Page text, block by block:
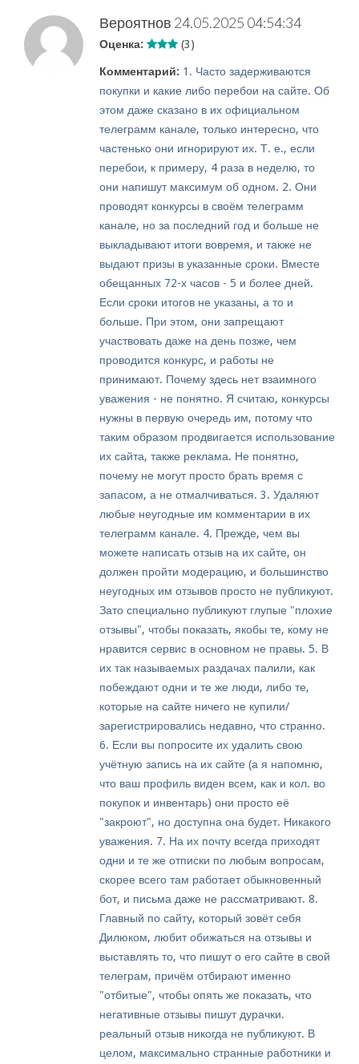
Вероятнов 24.05.2025 04:54:34
Оценка: (3)
Комментарий: 1. Часто задерживаются
покупки и какие либо перебои на сайте. Об
этом даже сказано в их официальном
телеграмм канале, только интересно, что
частенько они игнорируют их. Т. е., если
перебои, к примеру, 4 раза в неделю, то
они напишут максимум об одном. 2. Они
проводят конкурсы в своём телеграмм
канале, но за последний год и больше не
выкладывают итоги вовремя, и также не
выдают призы в указанные сроки. Вместе
обещанных 72-х часов - 5 и более дней.
Если сроки итогов не указаны, а то и
больше. При этом, они запрещают
участвовать даже на день позже, чем
проводится конкурс, и работы не
принимают. Почему здесь нет взаимного
уважения - не понятно. Я считаю, конкурсы
нужны в первую очередь им, потому что
таким образом продвигается использование
их сайта, также реклама. Не понятно,
почему не могут просто брать время с
запасом, а не отмалчиваться. 3. Удаляют
любые неугодные им комментарии в их
телеграмм канале. 4. Прежде, чем вы
можете написать отзыв на их сайте, он
должен пройти модерацию, и большинство
неугодных им отзывов просто не публикуют.
Зато специально публикуют глупые "плохие
отзывы", чтобы показать, якобы те, кому не
нравится сервис в основном не правы. 5. В
их так называемых раздачах палили, как
побеждают одни и те же люди, либо те,
которые на сайте ничего не купили/
зарегистрировались недавно, что странно.
6. Если вы попросите их удалить свою
учётную запись на их сайте (а я напомню,
что ваш профиль виден всем, как и кол. во
покупок и инвентарь) они просто её
"закроют", но доступна она будет. Никакого
уважения. 7. На их почту всегда приходят
одни и те же отписки по любым вопросам,
скорее всего там работает обыкновенный
бот, и письма даже не рассматривают. 8.
Главный по сайту, который зовёт себя
Дилюком, любит обижаться на отзывы и
выставлять то, что пишут о его сайте в свой
телеграм, причём отбирают именно
"отбитые", чтобы опять же показать, что
негативные отзывы пишут дурачки.
реальный отзыв никогда не публикуют. В
целом, максимально странные работники и